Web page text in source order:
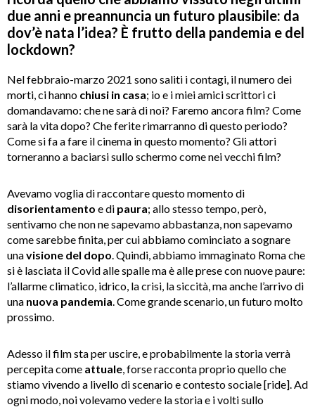
due anni e preannuncia un futuro plausibile: da
dov’è nata l’idea? È frutto della pandemia e del
lockdown?
Nel febbraio-marzo 2021 sono saliti i contagi, il numero dei
morti, ci hanno chiusi in casa; io e i miei amici scrittori ci
domandavamo: che ne sarà di noi? Faremo ancora film? Come
sarà la vita dopo? Che ferite rimarranno di questo periodo?
Come si fa a fare il cinema in questo momento? Gli attori
torneranno a baciarsi sullo schermo come nei vecchi film?
Avevamo voglia di raccontare questo momento di
disorientamento e di paura; allo stesso tempo, però,
sentivamo che non ne sapevamo abbastanza, non sapevamo
come sarebbe finita, per cui abbiamo cominciato a sognare
unavisione del dopo . Quindi, abbiamo immaginato Roma che
si è lasciata il Covid alle spalle ma è alle prese con nuove paure:
l’allarme climatico, idrico, la crisi, la siccità, ma anche l’arrivo di
una nuova pandemia . Come grande scenario, un futuro molto
prossimo.
Adesso il film sta per uscire, e probabilmente la storia verrà
percepita come attuale , forse racconta proprio quello che
stiamo vivendo a livello di scenario e contesto sociale [ride]. Ad
ogni modo, noi volevamo vedere la storia e i volti sullo